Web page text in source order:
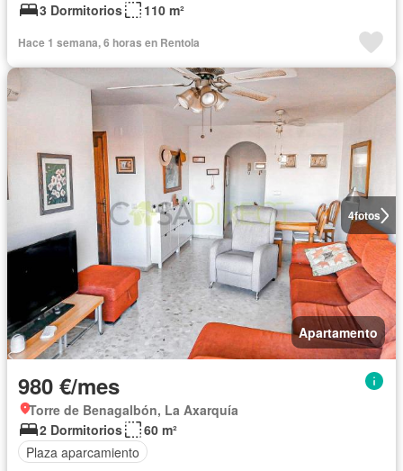
3 Dormitorios
110 m²
Hace 1 semana, 6 horas en Rentola
4fotos
Apartamento
980 €/mes
Torre de Benagalbón, La Axarquía
2 Dormitorios
60 m²
Plaza aparcamiento